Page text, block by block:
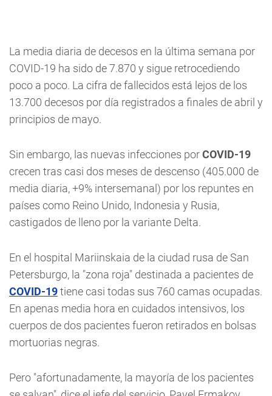
La media diaria de decesos en la última semana por
COVID-19 ha sido de 7.870 y sigue retrocediendo
poco a poco. La cifra de fallecidos está lejos de los
13.700 decesos por día registrados a finales de abril y
principios de mayo.
Sin embargo, las nuevas infecciones porCOVID-19
crecen tras casi dos meses de descenso (405.000 de
media diaria, +9% intersemanal) por los repuntes en
países como Reino Unido, Indonesia y Rusia,
castigados de lleno por la variante Delta.
En el hospital Mariinskaia de la ciudad rusa de San
Petersburgo, la "zona roja" destinada a pacientes de
COVID-19tiene casi todas sus 760 camas ocupadas.
En apenas media hora en cuidados intensivos, los
cuerpos de dos pacientes fueron retirados en bolsas
mortuorias negras.
Pero "afortunadamente, la mayoría de los pacientes